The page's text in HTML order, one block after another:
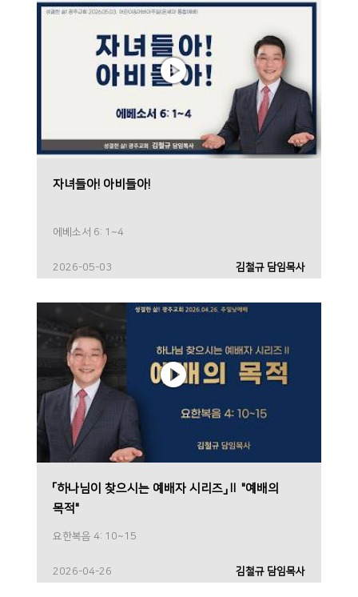
자녀들아! 아비들아!
에베소서 6: 1~4
2026-05-03 김철규 담임목사
「하나님이 찾으시는 예배자 시리즈」Ⅱ "예배의
목적"
요한복음 4: 10~15
2026-04-26 김철규 담임목사